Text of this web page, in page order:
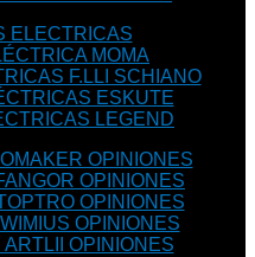
ELECTRICAS
MOMA
F.LLI SCHIANO
ESKUTE
LEGEND
OPINIONES
OPINIONES
OPINIONES
OPINIONES
OPINIONES